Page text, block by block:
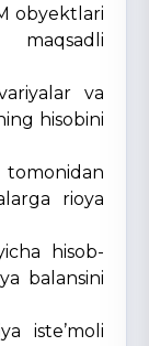
obyektlari
maqsadli
va
hisobini
rioya
hisob-
balansini
iste’moli